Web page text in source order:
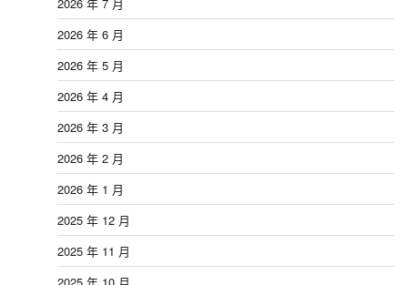
2026 年 6 月
2026 年 5 月
2026 年 4 月
2026 年 3 月
2026 年 2 月
2026 年 1 月
2025 年 12 月
2025 年 11 月